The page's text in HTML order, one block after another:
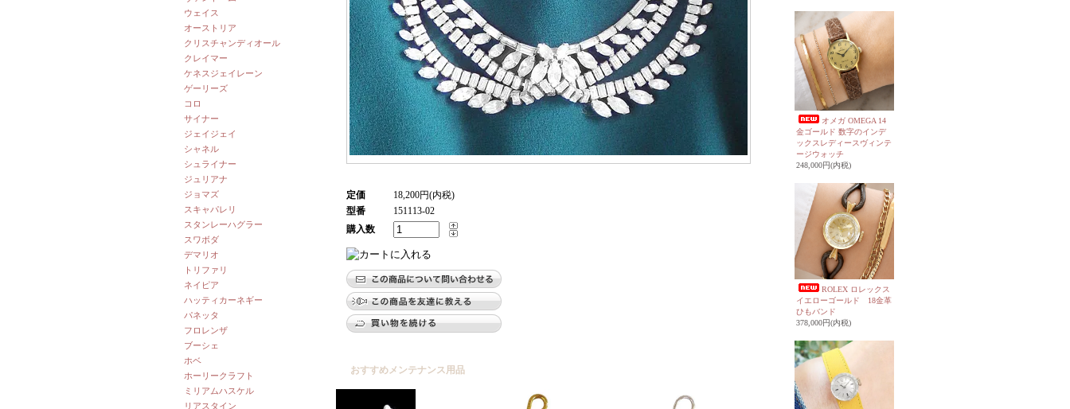
定価
18,200円(内税)
型番
151113-02
購入数
おすすめメンテナンス用品
ウェイス
オーストリア
クリスチャンディオール
クレイマー
ケネスジェイレーン
ゲーリーズ
コロ
サイナー
ジェイジェイ
シャネル
シュライナー
ジュリアナ
ジョマズ
スキャパレリ
スタンレーハグラー
スワボダ
デマリオ
トリファリ
ネイピア
ハッティカーネギー
パネッタ
フロレンザ
ブーシェ
ホベ
ホーリークラフト
ミリアムハスケル
リアスタイン
オメガ OMEGA 14
金ゴールド 数字のインデ
ックスレディースヴィンテ
ージウォッチ
248,000円(内税)
ROLEX ロレックス
イエローゴールド 18金革
ひもバンド
378,000円(内税)